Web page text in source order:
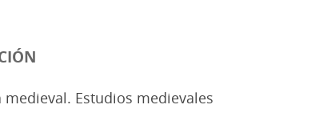
Estudios medievales